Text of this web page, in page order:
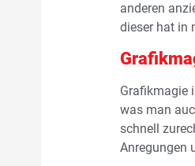
anderen
dieser hat in
Grafikmagie
was man
schnell
Anregungen